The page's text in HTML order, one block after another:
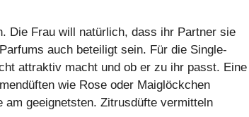
Die Frau will natürlich, dass ihr Partner sie
auch beteiligt sein. Für die Single-
attraktiv macht und ob er zu ihr passt. Eine
wie Rose oder Maiglöckchen
geeignetsten. Zitrusdüfte vermitteln